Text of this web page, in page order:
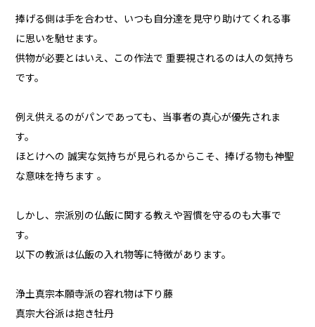
捧げる側は手を合わせ、いつも自分達を見守り助けてくれる事
に思いを馳せます。
供物が必要とはいえ、この作法で 重要視されるのは人の気持ち
です。
例え供えるのがパンであっても、当事者の真心が優先されま
す。
ほとけへの 誠実な気持ちが見られるからこそ、捧げる物も神聖
な意味を持ちます 。
しかし、宗派別の仏飯に関する教えや習慣を守るのも大事で
す。
以下の教派は仏飯の入れ物等に特徴があります。
浄土真宗本願寺派の容れ物は下り藤
真宗大谷派は抱き牡丹